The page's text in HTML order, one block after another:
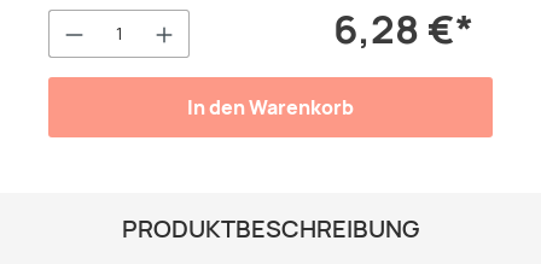
Produkt Anzahl: Gib den6,28 €*
In den Warenkorb
PRODUKTBESCHREIBUNG